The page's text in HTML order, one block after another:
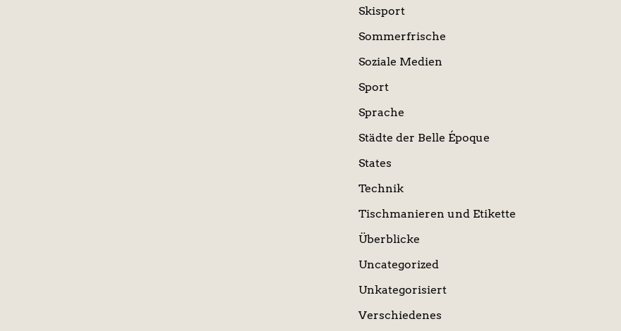
Skisport
Sommerfrische
Soziale Medien
Sport
Sprache
Städte der Belle Époque
States
Technik
Tischmanieren und Etikette
Überblicke
Uncategorized
Unkategorisiert
Verschiedenes